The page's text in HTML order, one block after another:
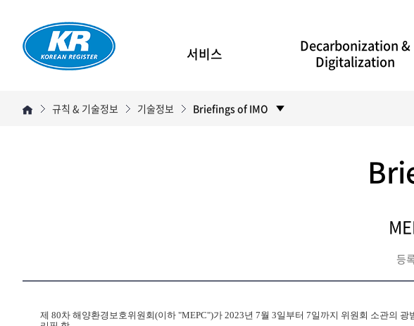
서비스
Decarbonization &
Digitalization
규칙 & 기술정보 기술정보 Briefings of IMO
등
제 80차 해양환경보호위원회(이하 "MEPC")가 2023년 7월 3일부터 7일까지 위원회 소관의